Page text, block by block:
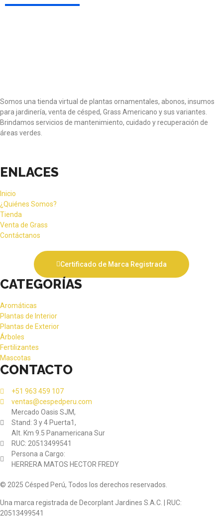
Somos una tienda virtual de plantas ornamentales, abonos, insumos
para jardinería, venta de césped, Grass Americano y sus variantes.
Brindamos servicios de mantenimiento, cuidado y recuperación de
áreas verdes.
ENLACES
Inicio
¿Quiénes Somos?
Tienda
Venta de Grass
Contáctanos
Certificado de Marca Registrada
CATEGORÍAS
Aromáticas
Plantas de Interior
Plantas de Exterior
Árboles
Fertilizantes
Mascotas
CONTACTO
+51 963 459 107
ventas@cespedperu.com
Mercado Oasis SJM,
Stand: 3 y 4 Puerta1,
Alt. Km 9.5 Panamericana Sur
RUC: 20513499541
Persona a Cargo:
HERRERA MATOS HECTOR FREDY
© 2025 Césped Perú, Todos los derechos reservados.
Una marca registrada de Decorplant Jardines S.A.C. | RUC:
20513499541